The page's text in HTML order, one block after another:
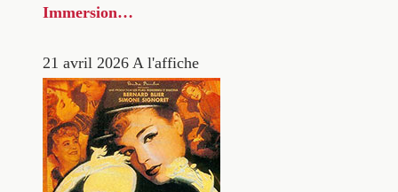
Immersion…
21 avril 2026 A l'affiche